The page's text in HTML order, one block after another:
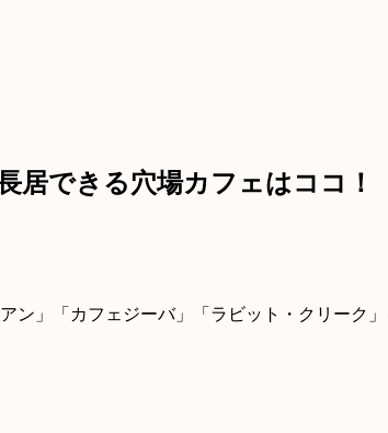
居できる穴場カフェはココ！
」「カフェジーバ」「ラビット・クリーク」